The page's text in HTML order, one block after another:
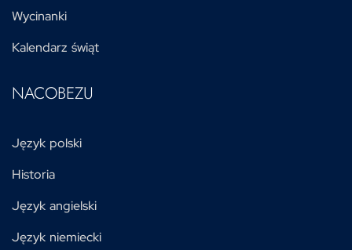
Wycinanki
Kalendarz świąt
NACOBEZU
Język polski
Historia
Język angielski
Język niemiecki